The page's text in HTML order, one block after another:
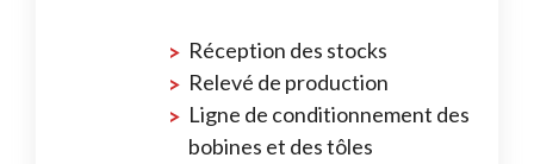
Réception des stocks
Relevé de production
Ligne de conditionnement des
bobines et des tôles